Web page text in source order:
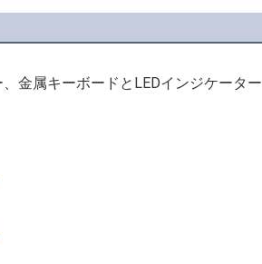
金属キーボードとLEDインジケーター